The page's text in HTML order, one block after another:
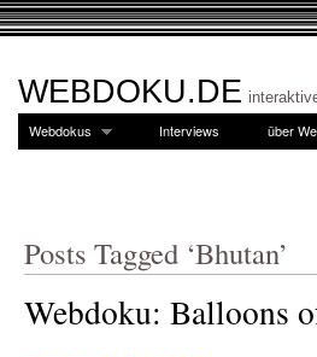
WEBDOKU.DE
Webdokus Interviews über
Posts Tagged ‘Bhutan’
Webdoku: Balloons